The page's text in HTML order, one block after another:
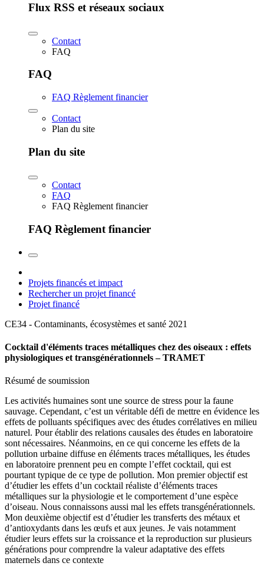
Flux RSS et réseaux sociaux
Contact
FAQ
FAQ
FAQ Règlement financier
Contact
Plan du site
Plan du site
Contact
FAQ
FAQ Règlement financier
FAQ Règlement financier
Projets financés et impact
Rechercher un projet financé
Projet financé
CE34 - Contaminants, écosystèmes et santé 2021
Cocktail d'éléments traces métalliques chez des oiseaux : effets
physiologiques et transgénérationnels – TRAMET
Résumé de soumission
Les activités humaines sont une source de stress pour la faune
sauvage. Cependant, c’est un véritable défi de mettre en évidence les
effets de polluants spécifiques avec des études corrélatives en milieu
naturel. Pour établir des relations causales des études en laboratoire
sont nécessaires. Néanmoins, en ce qui concerne les effets de la
pollution urbaine diffuse en éléments traces métalliques, les études
en laboratoire prennent peu en compte l’effet cocktail, qui est
pourtant typique de ce type de pollution. Mon premier objectif est
d’étudier les effets d’un cocktail réaliste d’éléments traces
métalliques sur la physiologie et le comportement d’une espèce
d’oiseau. Nous connaissons aussi mal les effets transgénérationnels.
Mon deuxième objectif est d’étudier les transferts des métaux et
d’antioxydants dans les œufs et aux jeunes. Je vais notamment
étudier leurs effets sur la croissance et la reproduction sur plusieurs
générations pour comprendre la valeur adaptative des effets
maternels dans ce contexte